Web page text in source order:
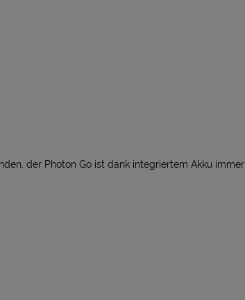
der Photon Go ist dank integriertem Akku immer